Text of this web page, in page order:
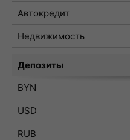
Автокредит
Недвижимость
Депозиты
BYN
USD
RUB